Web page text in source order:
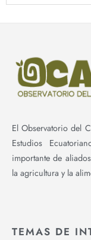
El Observatorio del
Estudios
importante de
la agricultura y la
TEMAS DE